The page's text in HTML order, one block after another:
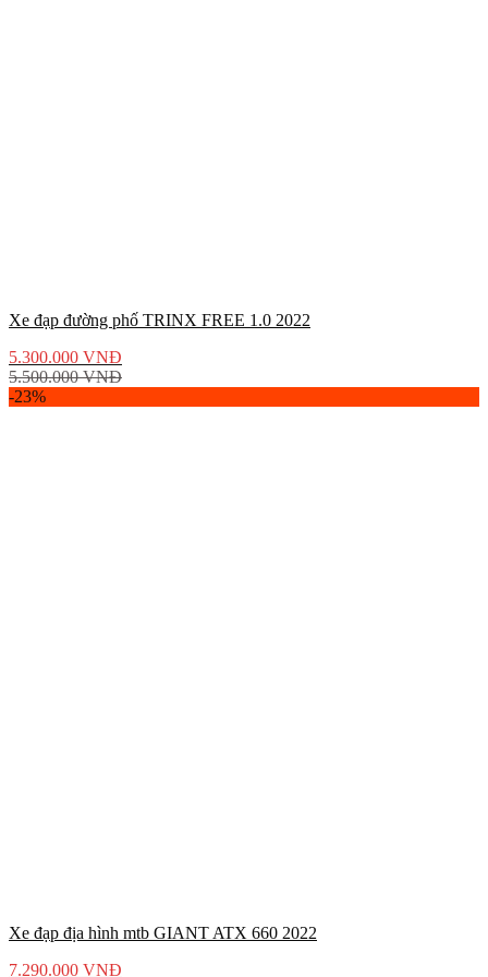
Xe đạp đường phố TRINX FREE 1.0 2022
5.300.000 VNĐ
5.500.000VNĐ
-23%
Xe đạp địa hình mtb GIANT ATX 660 2022
7.290.000 VNĐ